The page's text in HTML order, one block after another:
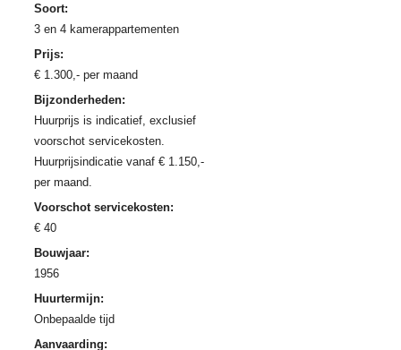
Soort:
3 en 4 kamerappartementen
Prijs:
€ 1.300 ,- per maand
Bijzonderheden:
Huurprijs is indicatief, exclusief
voorschot servicekosten.
Huurprijsindicatie vanaf € 1.150,-
per maand.
Voorschot servicekosten:
€ 40
Bouwjaar:
1956
Huurtermijn:
Onbepaalde tijd
Aanvaarding: